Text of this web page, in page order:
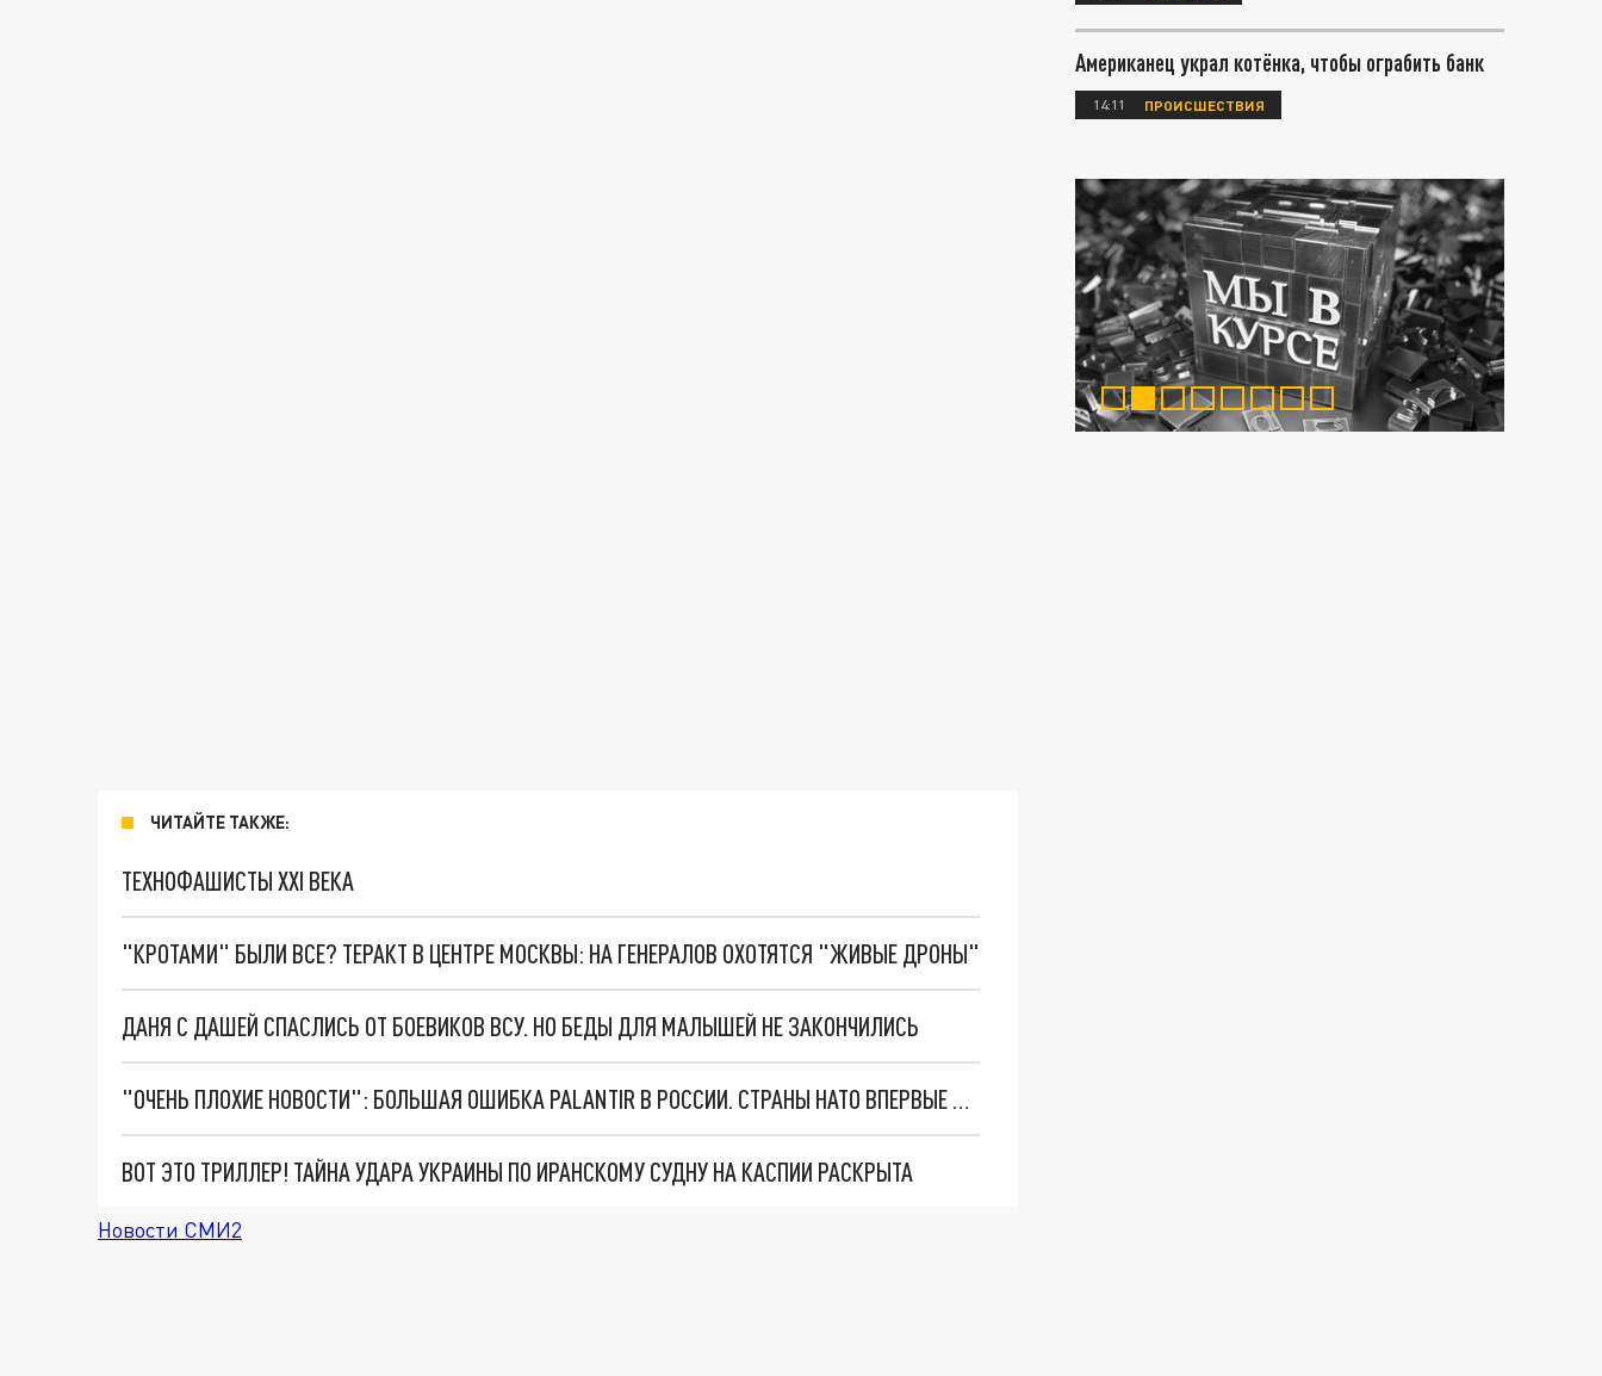
ЧИТАЙТЕ ТАКЖЕ:
ТЕХНОФАШИСТЫ XXI ВЕКА
"КРОТАМИ" БЫЛИ ВСЕ? ТЕРАКТ В ЦЕНТРЕ МОСКВЫ: НА ГЕНЕРАЛОВ ОХОТЯТСЯ "ЖИВЫЕ ДРОНЫ"
ДАНЯ С ДАШЕЙ СПАСЛИСЬ ОТ БОЕВИКОВ ВСУ. НО БЕДЫ ДЛЯ МАЛЫШЕЙ НЕ ЗАКОНЧИЛИСЬ
"ОЧЕНЬ ПЛОХИЕ НОВОСТИ": БОЛЬШАЯ ОШИБКА PALANTIR В РОССИИ. СТРАНЫ НАТО ВПЕРВЫЕ ЗА СВО ОСТАНОВИЛИ ПОСТАВКИ ОРУЖИЯ. ВСУ ТЕРЯЮТ ПРИГРАНИЧЬЕ?
ВОТ ЭТО ТРИЛЛЕР! ТАЙНА УДАРА УКРАИНЫ ПО ИРАНСКОМУ СУДНУ НА КАСПИИ РАСКРЫТА
Новости СМИ2
Американец украл котёнка, чтобы ограбить банк
14:11 ПРОИСШЕСТВИЯ